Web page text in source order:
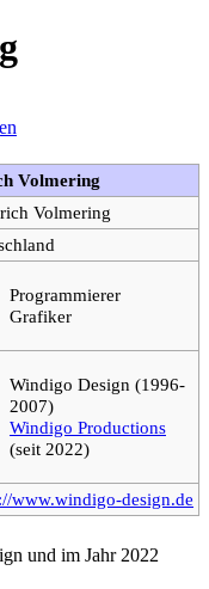
Volmering
Volmering
Programmierer
Grafiker
Windigo Design (1996-
2007)
Windigo Productions
(seit 2022)
www.windigo-design.de
und im Jahr 2022